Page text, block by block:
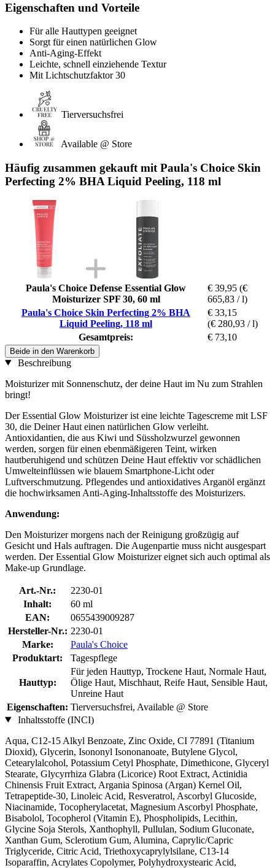
Eigenschaften und Vorteile
Für alle Hauttypen geeignet
Sorgt für einen natürlichen Glow
Anti-Aging-Effekt
Leichte, schnell einziehende Textur
Mit Lichtschutzfaktor 30
Tierversuchsfrei
Available @ Store
Häufig zusammen gekauft mit Paula's Choice Skin
Perfecting 2% BHA Liquid Peeling, 118 ml
Paula's Choice Defense Essential Glow
Moisturizer SPF 30, 60 ml
€ 39,95 (€
665,83 / l)
Paula's Choice Skin Perfecting 2% BHA
Liquid Peeling, 118 ml
€ 33,15
(€ 280,93 / l)
Gesamtpreis:
€ 73,10
Beide in den Warenkorb
Beschreibung
Moisturizer mit Sonnenschutz, der deine Haut im Nu zum Strahlen
bringt!
Der Essential Glow Moisturizer ist eine leichte Tagescreme mit LSF
30, die Deiner Haut einen natürlichen Glow verleiht.
Antioxidantien, die aus Kiwi und Süssholzwurzel gewonnen
werden, sorgen für einen ebenmäßigeren Teint, wirken
hautberuhigend und schützen Deine Haut effektiv vor schädlichen
Umwelteinflüssen wie blauem Smartphone-Licht oder
Luftverschmutzung. Pflegendes und antioxidatives Arganöl ergänzt
die hochwirksamen Anti-Aging-Inhaltsstoffe des Moisturizers.
Anwendung:
Den Moisturizer morgens nach der Reinigung großzügig auf
Gesicht und Hals auftragen. Die Augenpartie muss nicht ausgespart
werden. Der Essential Glow Moisturizer eignet sich auch optimal als
Make-up Grundlage.
Art.-Nr.:
2230-01
Inhalt:
60 ml
EAN:
0655439009287
Hersteller-Nr.: 2230-01
Marke:
Paula's Choice
Produktart:
Tagespflege
Hauttyp:
Für jeden Hauttyp, Trockene Haut, Normale Haut,
Ölige Haut, Mischhaut, Reife Haut, Sensible Haut,
Unreine Haut
Eigenschaften: Tierversuchsfrei, Available @ Store
Inhaltsstoffe (INCI)
Aqua, C12-15 Alkyl Benzoate, Zinc Oxide, CI 77891 (Titanium
Dioxid), Glycerin, Isononyl Isononanoate, Butylene Glycol,
Cetearylalcohol, Potassium Cetyl Phosphate, Dimethicone, Glyceryl
Stearate, Glycyrrhiza Glabra (Licorice) Root Extract, Actinidia
Chinensis Fruit Extract, Argania Spinosa (Argan) Kernel Oil,
Tetrapeptide-30, Linoleic Acid, Resveratrol, Ascorbyl Glucoside,
Niacinamide, Tocopherylacetat, Magnesium Ascorbyl Phosphate,
Bisabolol, Tocopherol (Vitamin E), Phospholipids, Lecithin,
Glycine Soja Sterols, Xanthophyll, Pullulan, Sodium Gluconate,
Xanthan Gum, Sclerotium Gum, Alumina, Caprylic/Capric
Triglyceride, Citric Acid, Triethoxycaprylylsilane, C13-14
Isoparaffin, Acrylates Copolymer, Polyhydroxystearic Acid,